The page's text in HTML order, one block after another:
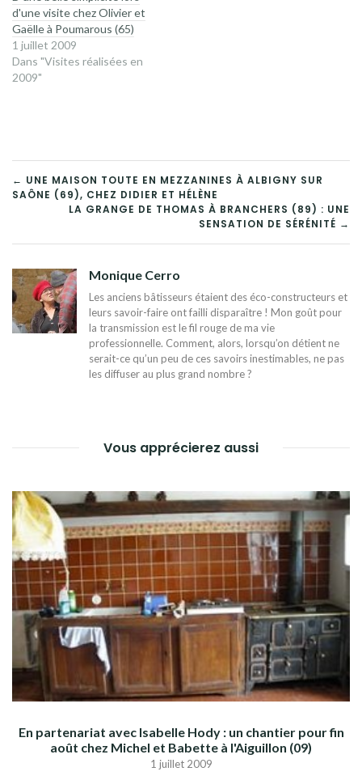
d'une visite chez Olivier et
Gaëlle à Poumarous (65)
1 juillet 2009
Dans "Visites réalisées en
2009"
NAVIGATION
L’ARTICLE
← UNE MAISON TOUTE EN MEZZANINES À ALBIGNY SUR
SAÔNE (69), CHEZ DIDIER ET HÉLÈNE
LA GRANGE DE THOMAS À BRANCHERS (89) : UNE
SENSATION DE SÉRÉNITÉ →
Monique Cerro
Les anciens bâtisseurs étaient des éco-constructeurs et
leurs savoir-faire ont failli disparaître ! Mon goût pour
la transmission est le fil rouge de ma vie
professionnelle. Comment, alors, lorsqu’on détient ne
serait-ce qu’un peu de ces savoirs inestimables, ne pas
les diffuser au plus grand nombre ?
Vous apprécierez aussi
En partenariat avec Isabelle Hody : un chantier pour fin
août chez Michel et Babette à l'Aiguillon (09)
1 juillet 2009